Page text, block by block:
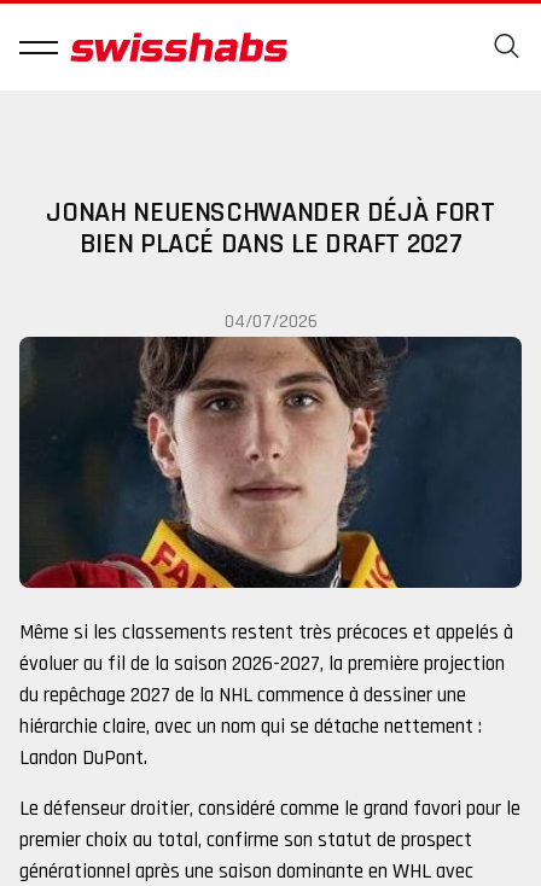
JONAH NEUENSCHWANDER DÉJÀ FORT
BIEN PLACÉ DANS LE DRAFT 2027
04/07/2026
Même si les classements restent très précoces et appelés à
évoluer au fil de la saison 2026-2027, la première projection
du repêchage 2027 de la NHL commence à dessiner une
hiérarchie claire, avec un nom qui se détache nettement :
Landon DuPont.
Le défenseur droitier, considéré comme le grand favori pour le
premier choix au total, confirme son statut de prospect
générationnel après une saison dominante en WHL avec